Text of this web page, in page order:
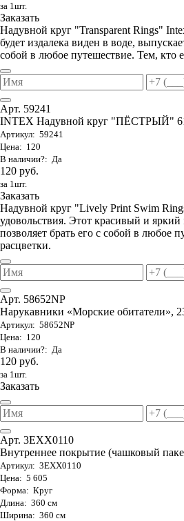
за 1шт.
Заказать
Надувной круг "Transparent Rings"
будет издалека виден в воде,
собой в любое путешествие. Тем, кто
Арт. 59241
INTEX Надувной круг "ПЁСТРЫЙ"
Артикул: 59241
Цена: 120
В наличии?: Да
120 руб.
за 1шт.
Заказать
Надувной круг "Lively Print Swim
удовольствия. Этот красивый и
позволяет брать его с собой в любое
расцветки.
Арт. 58652NP
Нарукавники «Морские обитатели»,
Артикул: 58652NP
Цена: 120
В наличии?: Да
120 руб.
за 1шт.
Заказать
Арт. 3EXX0110
Внутреннее покрытие (чашковый
Артикул: 3EXX0110
Цена: 5 605
Форма: Круг
Длина: 360 см
Ширина: 360 см